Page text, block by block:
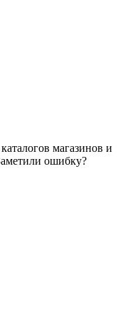
магазинов и
ошибку?